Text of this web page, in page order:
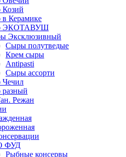
Керамике
ЭКОТАВУШ
Эксклюзивный
Сыры полутведые
Крем сыры
Antipasti
Сыры ассорти
Режан
ФУД
Рыбные консервы